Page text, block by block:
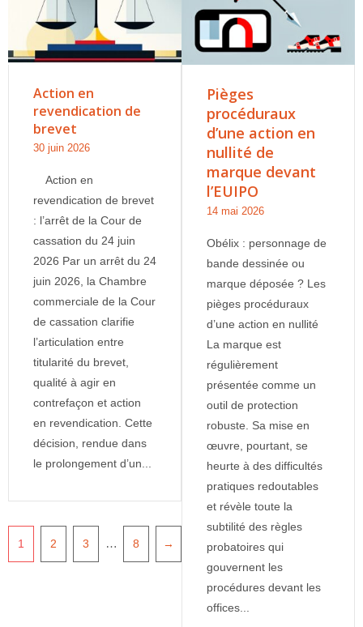
Action en
revendication de
brevet
30 juin 2026
Action en
revendication de brevet
: l’arrêt de la Cour de
cassation du 24 juin
2026 Par un arrêt du 24
juin 2026, la Chambre
commerciale de la Cour
de cassation clarifie
l’articulation entre
titularité du brevet,
qualité à agir en
contrefaçon et action
en revendication. Cette
décision, rendue dans
le prolongement d’un...
1 2 3 … 8 →
Pièges
procéduraux
d’une action en
nullité de
marque devant
l’EUIPO
14 mai 2026
Obélix : personnage de
bande dessinée ou
marque déposée ? Les
pièges procéduraux
d’une action en nullité
La marque est
régulièrement
présentée comme un
outil de protection
robuste. Sa mise en
œuvre, pourtant, se
heurte à des difficultés
pratiques redoutables
et révèle toute la
subtilité des règles
probatoires qui
gouvernent les
procédures devant les
offices...